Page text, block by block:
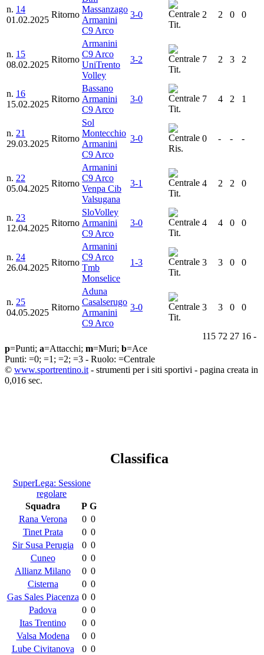
n. 14
01.02.2025
Ritorno
Massanzago
Armanini
C9 Arco
3-0
Tit.
2 2 0 0
n. 15
08.02.2025
Ritorno
Armanini
C9 Arco
UniTrento
Volley
3-2
Tit.
7 2 3 2
n. 16
15.02.2025
Ritorno
Bassano
Armanini
C9 Arco
3-0
Tit.
7 4 2 1
n. 21
29.03.2025
Ritorno
Sol
Montecchio
Armanini
C9 Arco
3-0
Ris.
0 - - -
n. 22
05.04.2025
Ritorno
Armanini
C9 Arco
Venpa Cib
Valsugana
3-1
Tit.
4 2 2 0
n. 23
12.04.2025
Ritorno
SloVolley
Armanini
C9 Arco
3-0
Tit.
4 4 0 0
n. 24
26.04.2025
Ritorno
Armanini
C9 Arco
Tmb
Monselice
1-3
Tit.
3 3 0 0
n. 25
04.05.2025
Ritorno
Aduna
Casalserugo
Armanini
C9 Arco
3-0
Tit.
3 3 0 0
115 72 27 16 -
p=Punti; a=Attacchi; m=Muri; b=Ace
Punti: =0; =1; =2; =3 - Ruolo: =Centrale
© www.sportrentino.it - strumenti per i siti sportivi - pagina creata in
0,016 sec.
Classifica
SuperLega: Sessione
regolare
Squadra
P G
Rana Verona
0 0
Tinet Prata
0 0
Sir Susa Perugia
0 0
Cuneo
0 0
Allianz Milano
0 0
Cisterna
0 0
Gas Sales Piacenza 0 0
Padova
0 0
Itas Trentino
0 0
Valsa Modena
0 0
Lube Civitanova
0 0